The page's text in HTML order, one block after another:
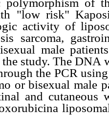
"low risk"
activity of
sarcoma,
male
study. The DNA
the PCR
or bisexual male
and